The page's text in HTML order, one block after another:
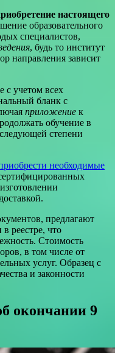
настоящего
образовательного
специалистов,
, будь то институт
направления зависит
с учетом всех
бланк с
приложение к
обучение в
степени
необходимые
предлагают
реестре, что
Стоимость
в том числе от
услуг. Образец с
и законности
окончании 9